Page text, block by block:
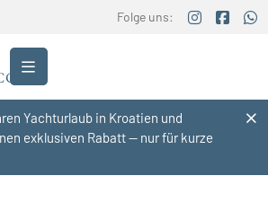
Yachturlaub in Kroatien und
exklusiven Rabatt — nur für kurze
Folge uns: